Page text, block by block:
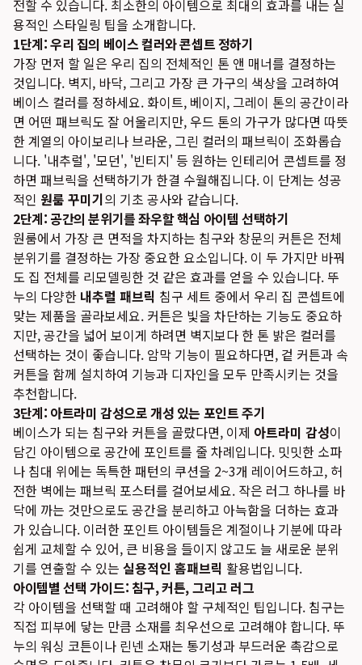
전할 수 있습니다. 최소한의 아이템으로 최대의 효과를 내는 실
용적인 스타일링 팁을 소개합니다.
1단계: 우리 집의 베이스 컬러와 콘셉트 정하기
가장 먼저 할 일은 우리 집의 전체적인 톤 앤 매너를 결정하는
것입니다. 벽지, 바닥, 그리고 가장 큰 가구의 색상을 고려하여
베이스 컬러를 정하세요. 화이트, 베이지, 그레이 톤의 공간이라
면 어떤 패브릭도 잘 어울리지만, 우드 톤의 가구가 많다면 따뜻
한 계열의 아이보리나 브라운, 그린 컬러의 패브릭이 조화롭습
니다. '내추럴', '모던', '빈티지' 등 원하는 인테리어 콘셉트를 정
하면 패브릭을 선택하기가 한결 수월해집니다. 이 단계는 성공
적인 원룸 꾸미기의 기초 공사와 같습니다.
2단계: 공간의 분위기를 좌우할 핵심 아이템 선택하기
원룸에서 가장 큰 면적을 차지하는 침구와 창문의 커튼은 전체
분위기를 결정하는 가장 중요한 요소입니다. 이 두 가지만 바꿔
도 집 전체를 리모델링한 것 같은 효과를 얻을 수 있습니다. 뚜
누의 다양한 내추럴 패브릭 침구 세트 중에서 우리 집 콘셉트에
맞는 제품을 골라보세요. 커튼은 빛을 차단하는 기능도 중요하
지만, 공간을 넓어 보이게 하려면 벽지보다 한 톤 밝은 컬러를
선택하는 것이 좋습니다. 암막 기능이 필요하다면, 겉 커튼과 속
커튼을 함께 설치하여 기능과 디자인을 모두 만족시키는 것을
추천합니다.
3단계: 아트라미 감성으로 개성 있는 포인트 주기
베이스가 되는 침구와 커튼을 골랐다면, 이제 아트라미 감성이
담긴 아이템으로 공간에 포인트를 줄 차례입니다. 밋밋한 소파
나 침대 위에는 독특한 패턴의 쿠션을 2~3개 레이어드하고, 허
전한 벽에는 패브릭 포스터를 걸어보세요. 작은 러그 하나를 바
닥에 까는 것만으로도 공간을 분리하고 아늑함을 더하는 효과
가 있습니다. 이러한 포인트 아이템들은 계절이나 기분에 따라
쉽게 교체할 수 있어, 큰 비용을 들이지 않고도 늘 새로운 분위
기를 연출할 수 있는 실용적인 홈패브릭 활용법입니다.
아이템별 선택 가이드: 침구, 커튼, 그리고 러그
각 아이템을 선택할 때 고려해야 할 구체적인 팁입니다. 침구는
직접 피부에 닿는 만큼 소재를 최우선으로 고려해야 합니다. 뚜
누의 워싱 코튼이나 린넨 소재는 통기성과 부드러운 촉감으로